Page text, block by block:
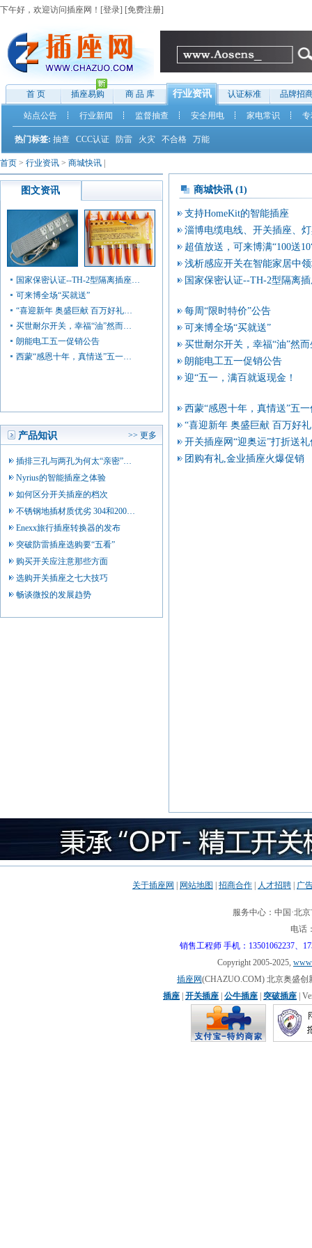
下午好，欢迎访问插座网！[登录] [免费注册]
首 页 插座易购 商 品 库 行业资讯 认证标准 品牌招
站点公告 行业新闻 监督抽查 安全用电 家电常识
热门标签: 抽查 CCC认证 防雷 火灾 不合格 万能
首页 > 行业资讯 > 商城快讯
商城快讯 (1)
支持HomeKit的智能插座
淄博电缆电线、开关插座、
超值放送，可来博满“100送
浅析感应开关在智能家居中
国家保密认证--TH-2型隔离
每周“限时特价”公告
可来博全场“买就送”
买世耐尔开关，幸福“油”然而
朗能电工五一促销公告
迎“五一，满百就返现金！
西蒙“感恩十年，真情送”五
“喜迎新年 奥盛巨献 百万好
开关插座网“迎奥运”打折送
团购有礼,金业插座火爆促销
图文资讯
国家保密认证--TH-2型隔离插座…
可来博全场“买就送”
“喜迎新年 奥盛巨献 百万好礼…
买世耐尔开关，幸福“油”然而…
朗能电工五一促销公告
西蒙“感恩十年，真情送”五一…
产品知识 >> 更多
插排三孔与两孔为何太“亲密”…
Nyrius的智能插座之体验
如何区分开关插座的档次
不锈钢地插材质优劣 304和200…
Enexx旅行插座转换器的发布
突破防雷插座选购要“五看”
购买开关应注意那些方面
选购开关插座之七大技巧
畅谈微投的发展趋势
关于插座网 网站地图 招商合作 人才招聘 广
服务中心：中国·北
电话
销售工程师 手机：13501062237、
Copyright 2005-2025,
插座网(CHAZUO.COM) 北京奥盛
插座 开关插座 公牛插座 突破插座 |